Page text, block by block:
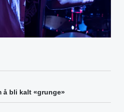
å bli kalt «grunge»